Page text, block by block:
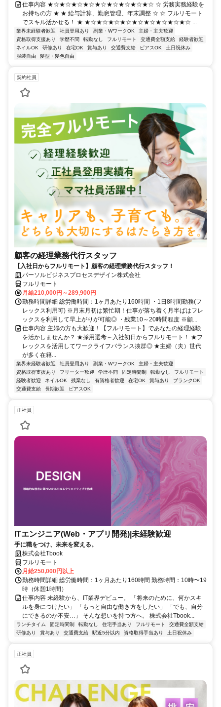
仕事内容 ★☆★☆★☆★☆★☆★☆★☆★☆★☆ ☆ 労務実務経験を
お持ちの方 ★ ★ 給与計算、勤怠管理、年末調整 ☆ ☆ フルリモート
でスキル活かせる！ ★ ★☆★☆★☆★☆★☆★☆★☆★☆★☆ ...
業界未経験者歓迎 社員登用あり 副業・WワークOK
主婦・主夫歓迎
資格取得支援あり
学歴不問 転勤なし フルリモート 交通費全額支給
経験者歓迎
ネイルOK
研修あり 在宅OK 賞与あり 交通費支給 ピアスOK
土日祝休み
服装自由
髪型・髪色自由
契約社員
顧客の経理業務代行スタッフ
【入社日からフルリモート】顧客の経理業務代行スタッフ！
パーソルビジネスプロセスデザイン株式会社
フルリモート
月給210,000円～289,900円
勤務時間詳細 総労働時間：1ヶ月あたり160時間 ・1日8時間勤務(フ
レックス利用可) ※月末月初は繁忙期！仕事が落ち着く月半ばはフレ
ックスを利用して早上がりが可能◎ ・残業10～20時間程度 ※顧...
仕事内容 主婦の方も大歓迎！【フルリモート】であなたの経理経験
を活かしませんか？ ★採用選考～入社初日からフルリモート！ ★フ
レックスを活用してワークライフバランス抜群◎ ★主婦（夫）世代
が多く在籍...
業界未経験者歓迎 社員登用あり 副業・WワークOK
主婦・主夫歓迎
資格取得支援あり
フリーター歓迎 学歴不問 固定時間制 転勤なし
フルリモート
経験者歓迎
ネイルOK 残業なし 有資格者歓迎 在宅OK 賞与あり
ブランクOK
交通費支給
長期歓迎 ピアスOK
正社員
ITエンジニア(Web・アプリ開発)|未経験歓迎
手に職をつけ、未来を変える。
株式会社Tbook
フルリモート
月給250,000円以上
勤務時間詳細 総労働時間：1ヶ月あたり160時間 勤務時間：10時〜19
時（休憩1時間）
仕事内容 未経験から、IT業界デビュー。 「将来のために、何かスキ
ルを身につけたい」 「もっと自由な働き方をしたい」 「でも、自分
にできるのか不安…」 そんな想いを持つ方へ。 株式会社Tbook...
ランチタイム 固定時間制 転勤なし 住宅手当あり フルリモート
交通費全額支給
研修あり
賞与あり 交通費支給 駅近5分以内 資格取得手当あり 土日祝休み
正社員